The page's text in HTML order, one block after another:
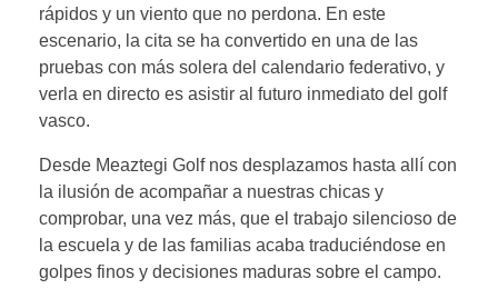
rápidos y un viento que no perdona. En este
escenario, la cita se ha convertido en una de las
pruebas con más solera del calendario federativo, y
verla en directo es asistir al futuro inmediato del golf
vasco.
Desde Meaztegi Golf nos desplazamos hasta allí con
la ilusión de acompañar a nuestras chicas y
comprobar, una vez más, que el trabajo silencioso de
la escuela y de las familias acaba traduciéndose en
golpes finos y decisiones maduras sobre el campo.